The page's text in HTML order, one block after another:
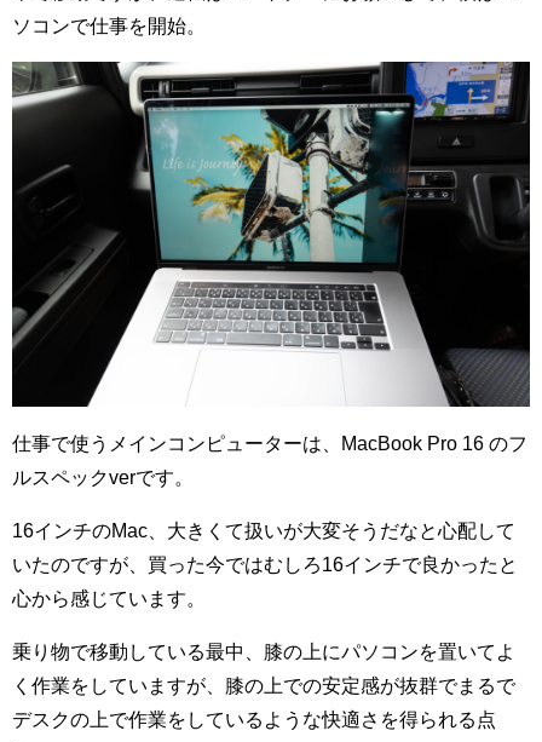
ソコンで仕事を開始。
仕事で使うメインコンピューターは、MacBook Pro 16 のフ
ルスペックverです。
16インチのMac、大きくて扱いが大変そうだなと心配して
いたのですが、買った今ではむしろ16インチで良かったと
心から感じています。
乗り物で移動している最中、膝の上にパソコンを置いてよ
く作業をしていますが、膝の上での安定感が抜群でまるで
デスクの上で作業をしているような快適さを得られる点